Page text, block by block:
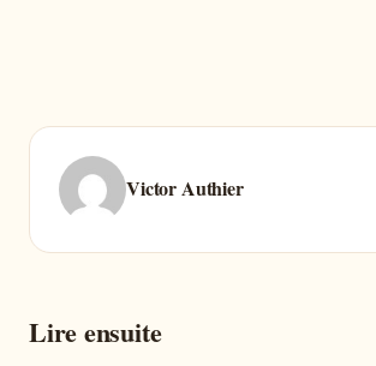
Victor Authier
Lire ensuite